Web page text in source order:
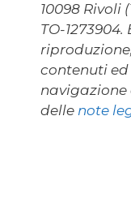
10098 Rivoli
TO-
contenuti
delle note